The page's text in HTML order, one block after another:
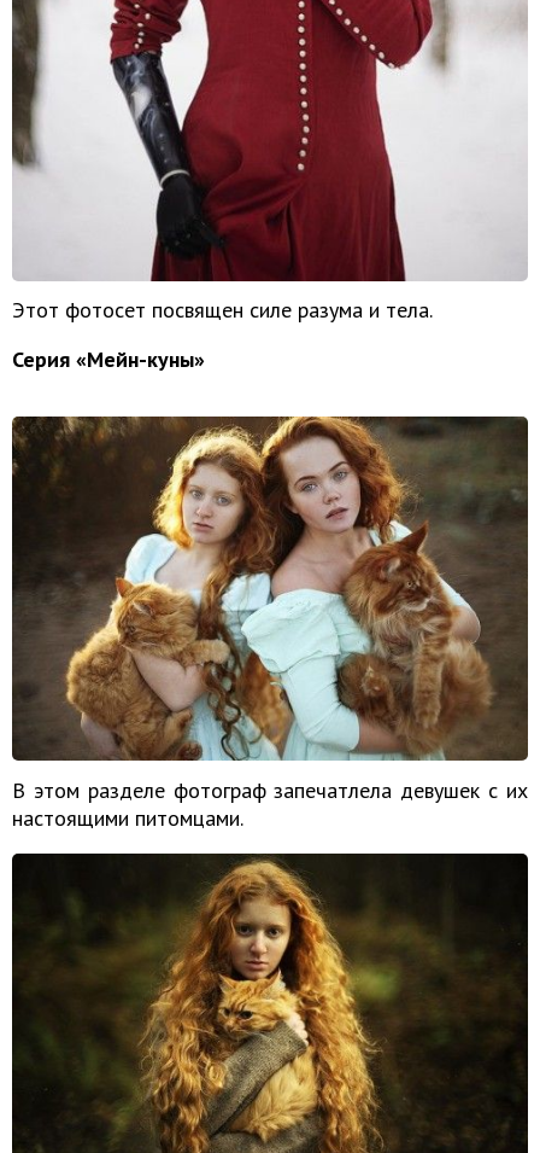
Этот фотосет посвящен силе разума и тела.
Серия «Мейн-куны»
В этом разделе фотограф запечатлела девушек с их
настоящими питомцами.